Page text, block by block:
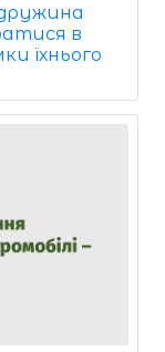
дружина
в
їхнього